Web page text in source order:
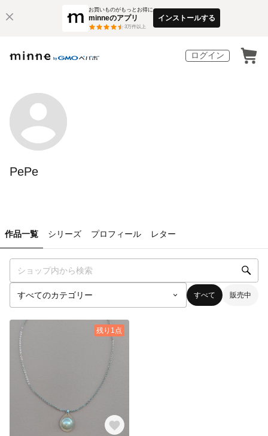
お買いものがもっとお得に
minneのアプリ
3万件以上
インストールする
ログイン
PePe
作品一覧 シリーズ プロフィール レター
すべて 販売中
残り1点